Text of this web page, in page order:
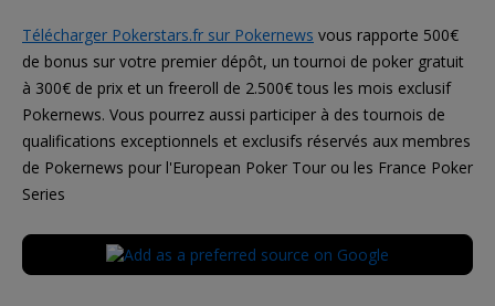
Télécharger Pokerstars.fr sur Pokernews vous rapporte 500€
de bonus sur votre premier dépôt, un tournoi de poker gratuit
à 300€ de prix et un freeroll de 2.500€ tous les mois exclusif
Pokernews. Vous pourrez aussi participer à des tournois de
qualifications exceptionnels et exclusifs réservés aux membres
de Pokernews pour l'European Poker Tour ou les France Poker
Series